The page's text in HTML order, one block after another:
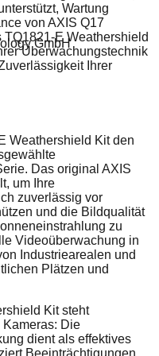
Wartung
von AXIS Q17
TQ1821-E Weathershield
Überwachungstechnik
Ihrer
GmbH
Weathershield Kit den
Das original AXIS
um Ihre
zuverlässig vor
und die Bildqualität
zu
Videoüberwachung in
Industriearealen und
Plätzen und
Kit steht
Kameras: Die
dient als effektives
Beeinträchtigungen